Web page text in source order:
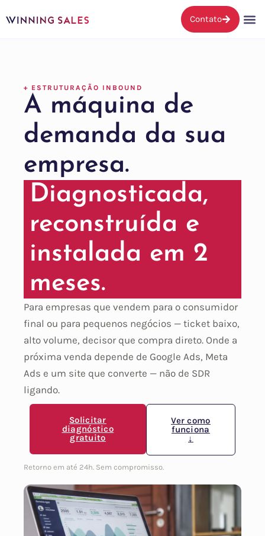
Contato
+ ESTRUTURAÇÃO INBOUND
A máquina de
demanda da sua
empresa.
Diagnosticada,
reconstruída e
instalada em 2
meses.
Para empresas que vendem para o consumidor
final ou para pequenos negócios — ticket baixo,
alto volume, decisor que compra direto. Onde a
próxima venda depende de Google Ads, Meta
Ads e um site que converte — não de SDR
ligando.
Solicitar
diagnóstico
gratuito
Ver como
funciona
↓
Retorno em até 24h. Sem compromisso.